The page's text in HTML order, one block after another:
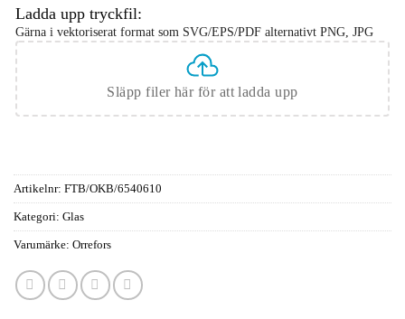
Ladda upp tryckfil:
Gärna i vektoriserat format som SVG/EPS/PDF alternativt PNG, JPG
Släpp filer här för att ladda upp
Artikelnr: FTB/OKB/6540610
Kategori: Glas
Varumärke: Orrefors